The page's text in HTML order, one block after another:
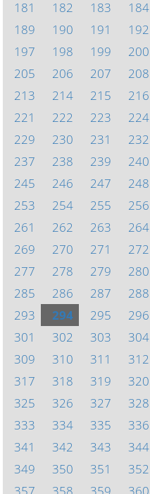
181
182 183 184
189
190 191 192
197
198 199 200
205
206 207 208
213
214 215 216
221
222 223 224
229
230 231 232
237
238 239 240
245
246 247 248
253
254 255 256
261
262 263 264
269
270 271 272
277
278 279 280
285
286 287 288
293
294 295 296
301
302 303 304
309
310 311 312
317
318 319 320
325
326 327 328
333
334 335 336
341
342 343 344
349
350 351 352